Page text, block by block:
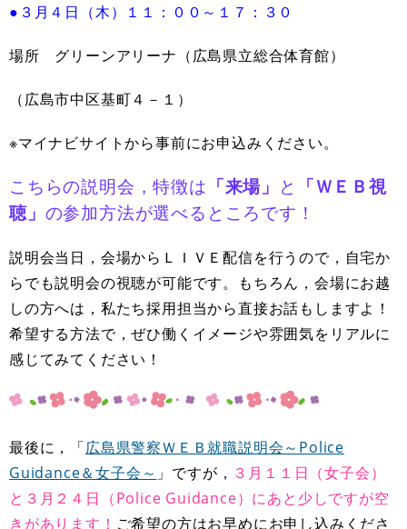
●３月４日（木）１１：００～１７：３０
場所 グリーンアリーナ（広島県立総合体育館）
（広島市中区基町４－１）
※マイナビサイトから事前にお申込みください。
こちらの説明会，特徴は 「来場」 と 「ＷＥＢ視
聴」 の参加方法が選べるところです！
説明会当日，会場からＬＩＶＥ配信を行うので，自宅か
らでも説明会の視聴が可能です。もちろん，会場にお越
しの方へは，私たち採用担当から直接お話もしますよ！
希望する方法で，ぜひ働くイメージや雰囲気をリアルに
感じてみてください！
最後に，「広島県警察ＷＥＢ就職説明会～Police
Guidance＆女子会～ 」ですが， ３月１１日（女子会）
と３月２４日（Police Guidance）にあと少しですが空
きがあります！ ご希望の方はお早めにお申し込みくださ